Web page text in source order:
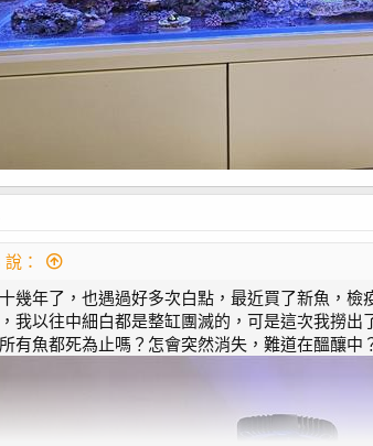
：
幾年了，也遇過好多次白點，最近買了新魚，
我以往中細白都是整缸團滅的，可是這次我撈
有魚都死為止嗎？怎會突然消失，難道在醞釀中